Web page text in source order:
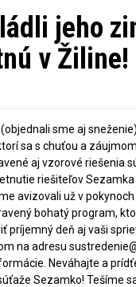
jeho
v Žiline!
sme aj
sa s chuťou a
aj vzorové riešenia
riešiteľov
avizovali už v
bohatý program,
príjemný deň aj vaši
na adresu
Neváhajte a
Sezamko! Tešíme sa